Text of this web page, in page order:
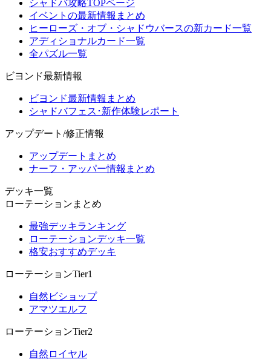
シャドバ攻略TOPページ
イベントの最新情報まとめ
ヒーローズ・オブ・シャドウバースの新カード一覧
アディショナルカード一覧
全パズル一覧
ビヨンド最新情報
ビヨンド最新情報まとめ
シャドバフェス･新作体験レポート
アップデート/修正情報
アップデートまとめ
ナーフ・アッパー情報まとめ
デッキ一覧
ローテーションまとめ
最強デッキランキング
ローテーションデッキ一覧
格安おすすめデッキ
ローテーションTier1
自然ビショップ
アマツエルフ
ローテーションTier2
自然ロイヤル